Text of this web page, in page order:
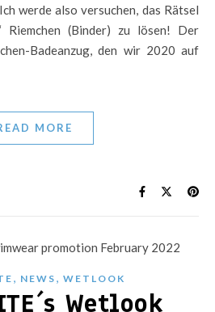
werde also versuchen, das Rätsel
Riemchen (Binder) zu lösen! Der
Badeanzug, den wir 2020 auf
MORE
, NEWS , WETLOOK
Wetlook